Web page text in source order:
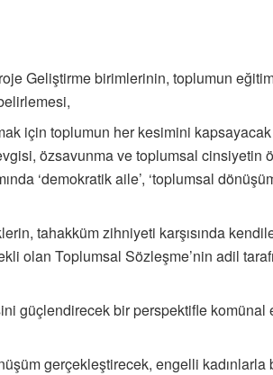
Geliştirme birimlerinin, toplumun
için toplumun her kesimini
özsavunma ve toplumsal
‘demokratik aile’, ‘toplumsal
tahakküm zihniyeti karşısında
olan Toplumsal Sözleşme’nin adil
güçlendirecek bir perspektifle
gerçekleştirecek, engelli